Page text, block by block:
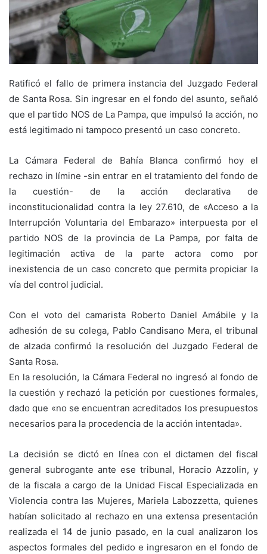
Ratificó el fallo de primera instancia del Juzgado Federal
de Santa Rosa. Sin ingresar en el fondo del asunto, señaló
que el partido NOS de La Pampa, que impulsó la acción, no
está legitimado ni tampoco presentó un caso concreto.
La Cámara Federal de Bahía Blanca confirmó hoy el
rechazo in límine -sin entrar en el tratamiento del fondo de
la cuestión- de la acción declarativa de
inconstitucionalidad contra la ley 27.610, de «Acceso a la
Interrupción Voluntaria del Embarazo» interpuesta por el
partido NOS de la provincia de La Pampa, por falta de
legitimación activa de la parte actora como por
inexistencia de un caso concreto que permita propiciar la
vía del control judicial.
Con el voto del camarista Roberto Daniel Amábile y la
adhesión de su colega, Pablo Candisano Mera, el tribunal
de alzada confirmó la resolución del Juzgado Federal de
Santa Rosa.
En la resolución, la Cámara Federal no ingresó al fondo de
la cuestión y rechazó la petición por cuestiones formales,
dado que «no se encuentran acreditados los presupuestos
necesarios para la procedencia de la acción intentada».
La decisión se dictó en línea con el dictamen del fiscal
general subrogante ante ese tribunal, Horacio Azzolin, y
de la fiscala a cargo de la Unidad Fiscal Especializada en
Violencia contra las Mujeres, Mariela Labozzetta, quienes
habían solicitado al rechazo en una extensa presentación
realizada el 14 de junio pasado, en la cual analizaron los
aspectos formales del pedido e ingresaron en el fondo de